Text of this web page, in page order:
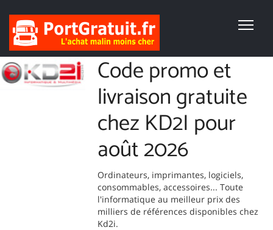
Code promo et
livraison gratuite
chez KD2I pour
août 2026
Ordinateurs, imprimantes, logiciels,
consommables, accessoires... Toute
l'informatique au meilleur prix des
milliers de références disponibles chez
Kd2i.